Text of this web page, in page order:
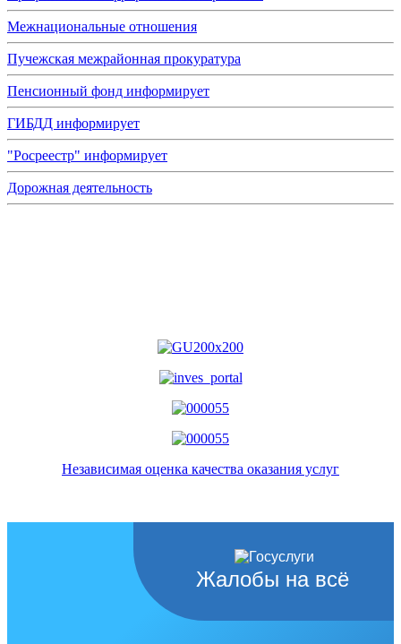
Межнациональные отношения
Пучежская межрайонная прокуратура
Пенсионный фонд информирует
ГИБДД информирует
"Росреестр" информирует
Дорожная деятельность
Независимая оценка качества оказания услуг
Жалобы на всё